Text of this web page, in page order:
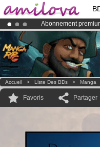
Abonnement
Déjà 100000
LeKickstarter
Accueil > Liste Des BDs > Manga
Favoris Partager